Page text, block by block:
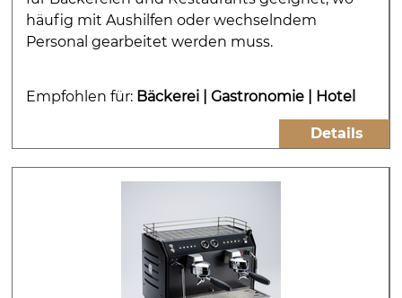
häufig mit Aushilfen oder wechselndem
Personal gearbeitet werden muss.
Empfohlen für: Bäckerei Gastronomie Hotel
Details